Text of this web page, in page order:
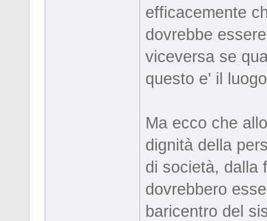
efficacemente
dovrebbe
viceversa se
questo e' il
Ma ecco che
dignità della
di società, dalla
dovrebbero
baricentro del